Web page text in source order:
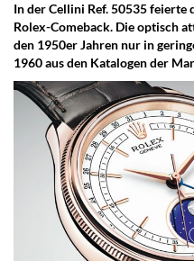
In der Cellini Ref. 50535 feierte
Rolex-Comeback. Die optisch
den 1950er Jahren nur in
1960 aus den Katalogen der